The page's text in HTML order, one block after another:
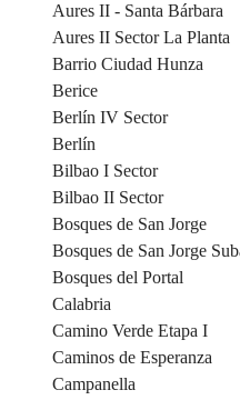
Aures II - Santa Bárbara
Aures II Sector La Planta
Barrio Ciudad Hunza
Berice
Berlín IV Sector
Berlín
Bilbao I Sector
Bilbao II Sector
Bosques de San Jorge
Bosques de San Jorge
Bosques del Portal
Calabria
Camino Verde Etapa I
Caminos de Esperanza
Campanella